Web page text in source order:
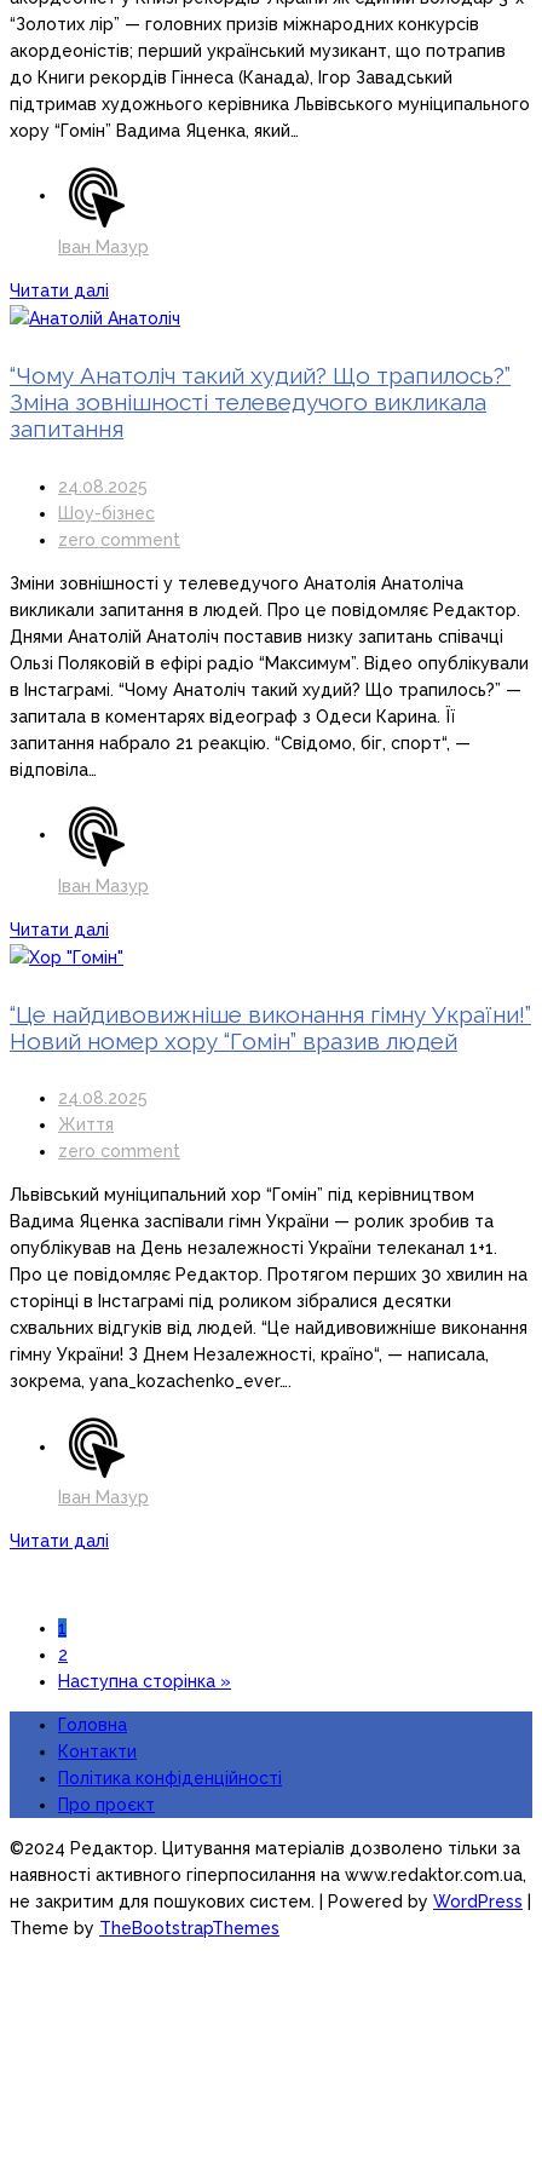
“Золотих лір” — головних призів міжнародних конкурсів
акордеоністів; перший український музикант, що потрапив
до Книги рекордів Гіннеса (Канада), Ігор Завадський
підтримав художнього керівника Львівського муніципального
хору “Гомін” Вадима Яценка, який…
Іван Мазур
Читати далі
“Чому Анатоліч такий худий? Що трапилось?”
Зміна зовнішності телеведучого викликала
запитання
24.08.2025
Шоу-бізнес
zero comment
Зміни зовнішності у телеведучого Анатолія Анатоліча
викликали запитання в людей. Про це повідомляє Редактор.
Днями Анатолій Анатоліч поставив низку запитань співачці
Ользі Поляковій в ефірі радіо “Максимум”. Відео опублікували
в Інстаграмі. “Чому Анатоліч такий худий? Що трапилось?” —
запитала в коментарях відеограф з Одеси Карина. Її
запитання набрало 21 реакцію. “Свідомо, біг, спорт“, —
відповіла…
Іван Мазур
Читати далі
“Це найдивовижніше виконання гімну України!”
Новий номер хору “Гомін” вразив людей
24.08.2025
Життя
zero comment
Львівський муніципальний хор “Гомін” під керівництвом
Вадима Яценка заспівали гімн України — ролик зробив та
опублікував на День незалежності України телеканал 1+1.
Про це повідомляє Редактор. Протягом перших 30 хвилин на
сторінці в Інстаграмі під роликом зібралися десятки
схвальних відгуків від людей. “Це найдивовижніше виконання
гімну України! З Днем Незалежності, країно“, — написала,
зокрема, yana_kozachenko_ever….
Іван Мазур
Читати далі
1
2
Наступна сторінка »
Головна
Контакти
Політика конфіденційності
Про проєкт
©2024 Редактор. Цитування матеріалів дозволено тільки за
наявності активного гіперпосилання на www.redaktor.com.ua,
не закритим для пошукових систем. | Powered by WordPress
Theme by TheBootstrapThemes